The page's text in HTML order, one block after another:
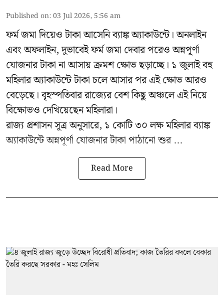
Published on:03 Jul 2026, 5:56 am
ফর্ম জমা দিয়েও টাকা আসেনি ব্যাঙ্ক অ্যাকাউন্টে। অনলাইন
এবং অফলাইন, দুভাবেই ফর্ম জমা দেবার পরেও অন্নপূর্ণা
যোজনার টাকা না আসায় ক্রমশ ক্ষোভ ছড়াচ্ছে। ১ জুলাই বহু
মহিলার অ্যাকাউন্টে টাকা চলে আসার পর এই ক্ষোভ আরও
বেড়েছে। বৃহস্পতিবার রাজ্যের বেশ কিছু অঞ্চলে এই নিয়ে
বিক্ষোভও দেখিয়েছেন মহিলারা।
রাজ্য প্রশাসন সূত্র অনুসারে, ১ কোটি ৩০ লক্ষ মহিলার ব্যাঙ্ক
অ্যাকাউন্টে অন্নপূর্ণা যোজনার টাকা পাঠানো শুর ...
Read More